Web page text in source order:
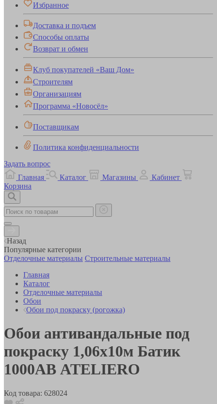
Избранное
Доставка и подъем
Способы оплаты
Возврат и обмен
Клуб покупателей «Ваш Дом»
Строителям
Организациям
Программа «Новосёл»
Поставщикам
Политика конфиденциальности
Задать вопрос
Главная
Каталог Магазины
Кабинет
Корзина
Назад
Популярные категории
Отделочные материалы Строительные материалы
Главная
Каталог
Отделочные материалы
Обои
Обои под покраску (рогожка)
Обои антивандальные под
покраску 1,06х10м Батик
1000АВ ATELIERO
Код товара: 628024